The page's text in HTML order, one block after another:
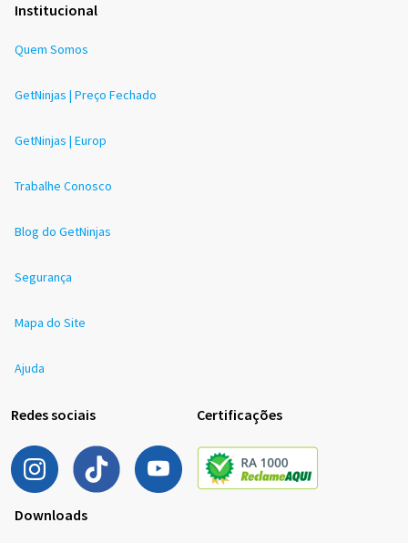
Institucional
Quem Somos
GetNinjas | Preço Fechado
GetNinjas | Europ
Trabalhe Conosco
Blog do GetNinjas
Segurança
Mapa do Site
Ajuda
Redes sociais Certificações
Downloads